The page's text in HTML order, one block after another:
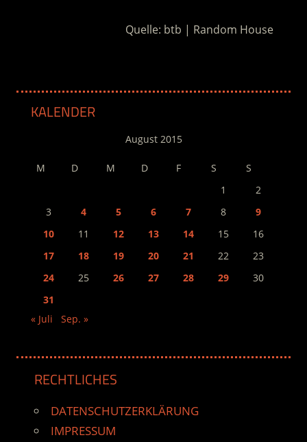
Quelle: btb | Random House
KALENDER
August 2015
M D M D F S
S
1
2
3
4 5 6 7 8
9
10
11 12 13 14 15
16
17
18 19 20 21 22
23
24
25 26 27 28 29
30
31
« Juli
Sep. »
RECHTLICHES
DATENSCHUTZERKLÄRUNG
IMPRESSUM